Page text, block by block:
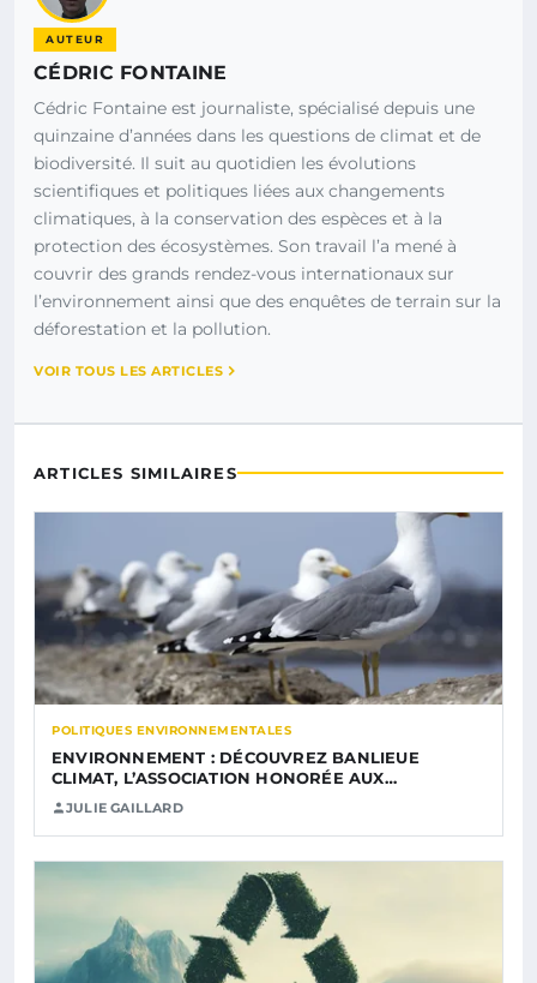
AUTEUR
CÉDRIC FONTAINE
Cédric Fontaine est journaliste, spécialisé depuis une
quinzaine d’années dans les questions de climat et de
biodiversité. Il suit au quotidien les évolutions
scientifiques et politiques liées aux changements
climatiques, à la conservation des espèces et à la
protection des écosystèmes. Son travail l’a mené à
couvrir des grands rendez-vous internationaux sur
l’environnement ainsi que des enquêtes de terrain sur la
déforestation et la pollution.
VOIR TOUS LES ARTICLES
ARTICLES SIMILAIRES
POLITIQUES ENVIRONNEMENTALES
ENVIRONNEMENT : DÉCOUVREZ BANLIEUE
CLIMAT, L’ASSOCIATION HONORÉE AUX…
JULIE GAILLARD